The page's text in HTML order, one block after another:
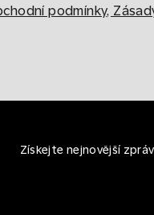
podmínky,
Získejte nejnovější